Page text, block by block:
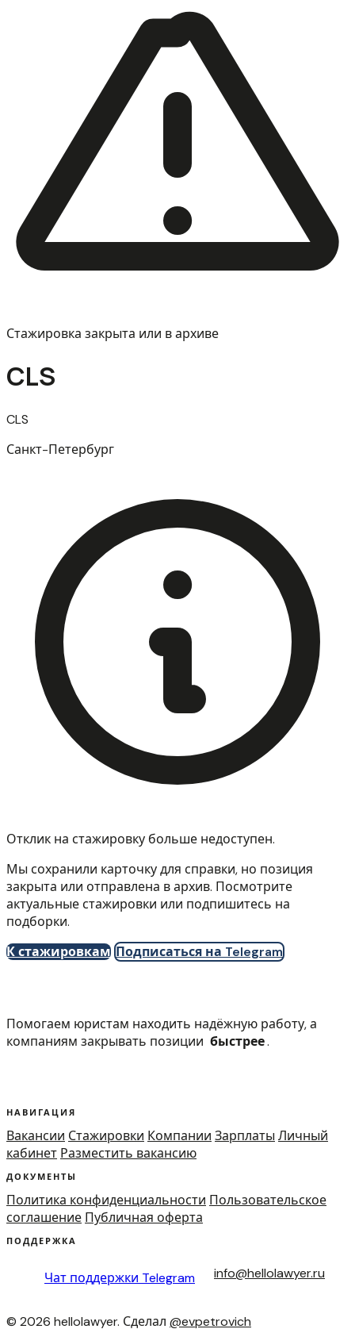
Стажировка закрыта или в архиве
CLS
CLS
Санкт-Петербург
Отклик на стажировку больше недоступен.
Мы сохранили карточку для справки, но позиция
закрыта или отправлена в архив. Посмотрите
актуальные стажировки или подпишитесь на
подборки.
К стажировкам Подписаться на Telegram
Помогаем юристам находить надёжную работу, а
компаниям закрывать позиции быстрее.
НАВИГАЦИЯ
Вакансии Стажировки Компании Зарплаты Личный
кабинет Разместить вакансию
ДОКУМЕНТЫ
Политика конфиденциальности Пользовательское
соглашение Публичная оферта
ПОДДЕРЖКА
Чат поддержки Telegram info@hellolawyer.ru
© 2026 hellolawyer. Сделал @evpetrovich